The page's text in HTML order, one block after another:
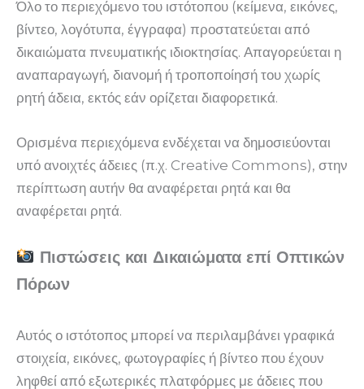
Όλο το περιεχόμενο του ιστότοπου (κείμενα, εικόνες,
βίντεο, λογότυπα, έγγραφα) προστατεύεται από
δικαιώματα πνευματικής ιδιοκτησίας. Απαγορεύεται η
αναπαραγωγή, διανομή ή τροποποίησή του χωρίς
ρητή άδεια, εκτός εάν ορίζεται διαφορετικά.
Ορισμένα περιεχόμενα ενδέχεται να δημοσιεύονται
υπό ανοιχτές άδειες (π.χ. Creative Commons), στην
περίπτωση αυτήν θα αναφέρεται ρητά και θα
αναφέρεται ρητά.
Πιστώσεις και Δικαιώματα επί Οπτικών
Πόρων
Αυτός ο ιστότοπος μπορεί να περιλαμβάνει γραφικά
στοιχεία, εικόνες, φωτογραφίες ή βίντεο που έχουν
ληφθεί από εξωτερικές πλατφόρμες με άδειες που